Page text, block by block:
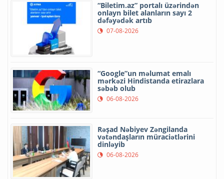
“Biletim.az” portalı üzərindən
onlayn bilet alanların sayı 2
dəfəyədək artıb
07-08-2026
“Google”un məlumat emalı
mərkəzi Hindistanda etirazlara
səbəb olub
06-08-2026
Rəşad Nəbiyev Zəngilanda
vətəndaşların müraciətlərini
dinləyib
06-08-2026